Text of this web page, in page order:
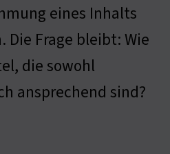
eines Inhalts
Die Frage bleibt: Wie
die sowohl
ansprechend sind?